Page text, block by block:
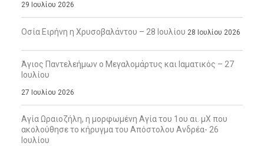
29 Ιουλίου 2026
Οσία Ειρήνη η Χρυσοβαλάντου – 28 Ιουλίου 28 Ιουλίου 2026
Άγιος Παντελεήμων ο Μεγαλομάρτυς και Ιαματικός – 27
Ιουλίου
27 Ιουλίου 2026
Αγία Ωραιοζήλη, η μορφωμένη Αγία του 1ου αι. μΧ που
ακολούθησε το κήρυγμα του Απόστολου Ανδρέα- 26
Ιουλίου